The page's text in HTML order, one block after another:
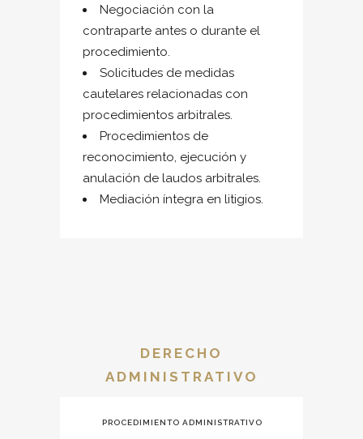
Negociación con la
contraparte antes o durante el
procedimiento.
Solicitudes de medidas
cautelares relacionadas con
procedimientos arbitrales.
Procedimientos de
reconocimiento, ejecución y
anulación de laudos arbitrales.
Mediación íntegra en litigios.
DERECHO
ADMINISTRATIVO
PROCEDIMIENTO ADMINISTRATIVO